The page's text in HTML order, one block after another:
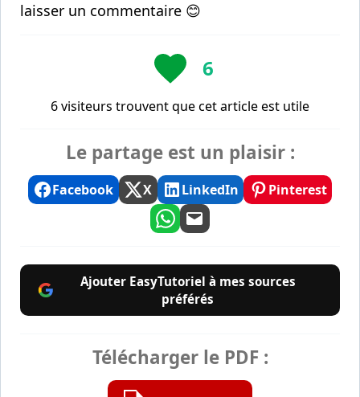
laisser un commentaire 😊
6
6 visiteurs trouvent que cet article est utile
Le partage est un plaisir :
Facebook X LinkedIn Pinterest
Ajouter EasyTutoriel à mes sources
préférés
Télécharger le PDF :